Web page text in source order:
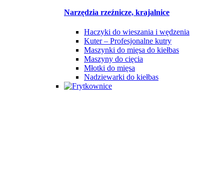
Narzędzia rzeźnicze, krajalnice
Haczyki do wieszania i wędzenia
Kuter – Profesjonalne kutry
Maszynki do mięsa do kiełbas
Maszyny do cięcia
Młotki do mięsa
Nadziewarki do kiełbas